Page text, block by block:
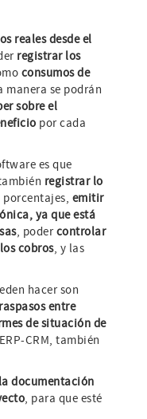
reales desde el
registrar los
consumos de
manera se podrán
sobre el
por cada
es que
registrar lo
porcentajes, emitir
ya que está
, podercontrolar
cobros, y las
hacer son
entre
de situación de
CRM, también
documentación
, para que esté